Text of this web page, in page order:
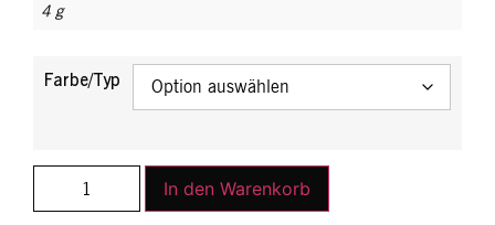
4 g
Farbe/Typ
In den Warenkorb